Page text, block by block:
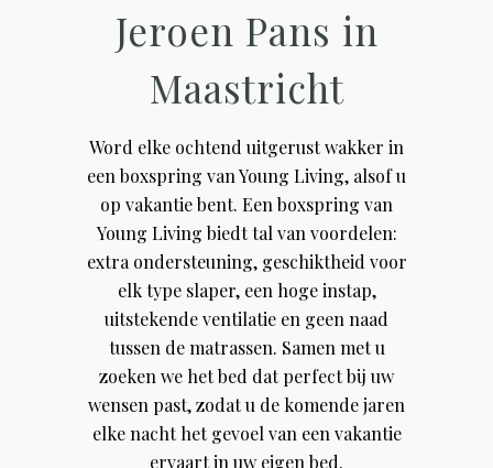
Jeroen Pans in
Maastricht
Word elke ochtend uitgerust wakker in
een boxspring van Young Living, alsof u
op vakantie bent. Een boxspring van
Young Living biedt tal van voordelen:
extra ondersteuning, geschiktheid voor
elk type slaper, een hoge instap,
uitstekende ventilatie en geen naad
tussen de matrassen. Samen met u
zoeken we het bed dat perfect bij uw
wensen past, zodat u de komende jaren
elke nacht het gevoel van een vakantie
ervaart in uw eigen bed.